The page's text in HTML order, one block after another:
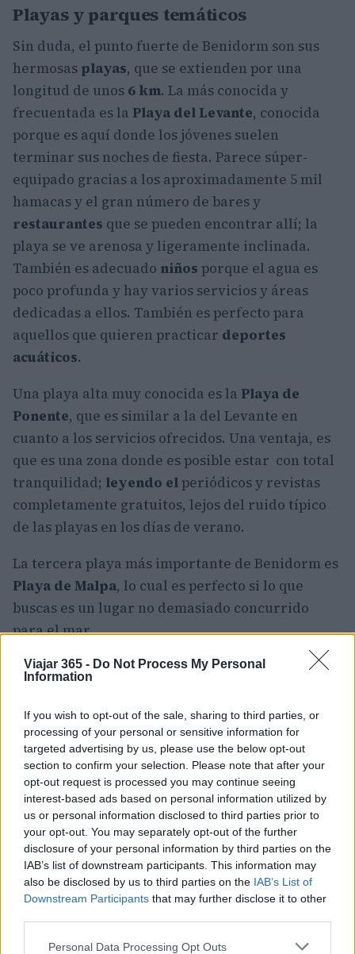
Viajar 365 - Do Not Process My Personal
Information
If you wish to opt-out of the sale, sharing to third parties, or
processing of your personal or sensitive information for
targeted advertising by us, please use the below opt-out
section to confirm your selection. Please note that after your
opt-out request is processed you may continue seeing
interest-based ads based on personal information utilized by
us or personal information disclosed to third parties prior to
your opt-out. You may separately opt-out of the further
disclosure of your personal information by third parties on the
IAB’s list of downstream participants. This information may
also be disclosed by us to third parties on the IAB’s List of
Downstream Participants that may further disclose it to other
Please note that this website/app uses one or more Google
Personal Data Processing Opt Outs
Playas y parques temáticos
Sin duda, el punto fuerte de Benidorm son sus
hermosas playas, que se extienden por una
longitud de unos 6 km. La más conocida y
frecuentada es la Playa del Levante, conocida
porque es aquí donde los jóvenes suelen
terminar sus noches de fiesta. Parece súper-
equipado gracias a los aproximadamente 5 mil
hamacas y el gran número de bares y
restaurantes que se pueden encontrar allí; la
playa se ve arenosa y ligeramente inclinada.
También es adecuado niños porque el agua es
poco profunda y hay varios servicios y áreas
dedicadas a ellos. También es perfecto para
aquellos que quieren practicar deportes
acuáticos.
Una playa alta muy conocida es la Playa de
Ponente, que es similar a la del Levante en
cuanto a los servicios ofrecidos. Una ventaja, es
que es una zona donde es posible estar con total
tranquilidad; leyendo elperiódicos y revistas
completamente gratuitos, lejos del ruido típico
de las playas en los días de verano.
La tercera playa más importante de Benidorm es
Playa de Malpa, lo cual es perfecto si lo que
buscas es un lugar no demasiado concurrido
para el mar.
Benidorm también es conocida por sus parques
cualquier persona. Entre los más importantes
destacanAqualandia;que desde su apertura se
ha llevado el título del parque acuático más
grande entre los presentes en todo el territorio
europeo.
Muy cerca también se encuentraMundomar;
es un parque temático donde los visitantes
pueden entrar en contacto con diferentes
especies deanimalesy que por lo tanto también
tiene un fuerte valor didactico y educativo.